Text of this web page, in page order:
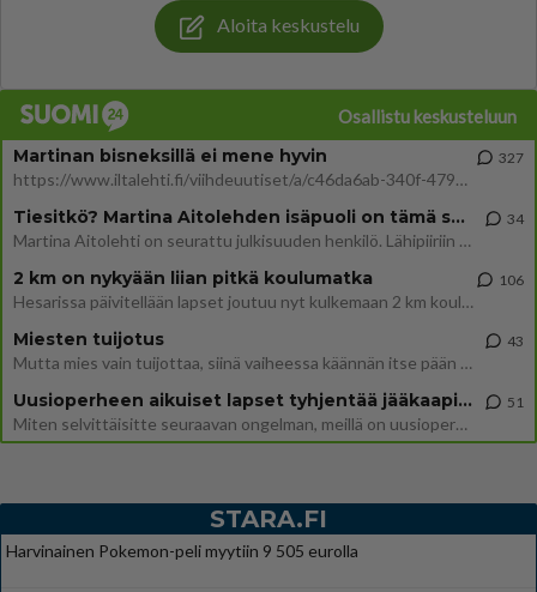
Aloita keskustelu
Osallistu keskusteluun
Martinan bisneksillä ei mene hyvin
https://www.iltalehti.fi/viihdeuutiset/a/c46da6ab-340f-4790-aaa7-0865eed2336 Yrityksen konkurssihakemus on tullut kärä
327
Tiesitkö? Martina Aitolehden isäpuoli on tämä suosittu laulaja
Martina Aitolehti on seurattu julkisuuden henkilö. Lähipiiriin mahtuu muitakin tunnettuja henkilöitä. Tiesitkö, että Ma
34
2 km on nykyään liian pitkä koulumatka
Hesarissa päivitellään lapset joutuu nyt kulkemaan 2 km kouluun jösses. Ruostefillarilla tuo matka menee vaikka miten äk
106
Miesten tuijotus
Mutta mies vain tuijottaa, siinä vaiheessa käännän itse pään pois. Mikä juttu? Yleensä jos joku tuijottaa tai katsoo, hä
43
Uusioperheen aikuiset lapset tyhjentää jääkaapin käydessään
Miten selvittäisitte seuraavan ongelman, meillä on uusioperhe, minulla teini-ikäiset lapset ja puolisolla aikuiset, jotk
51
STARA.FI
Harvinainen Pokemon-peli myytiin 9 505 eurolla